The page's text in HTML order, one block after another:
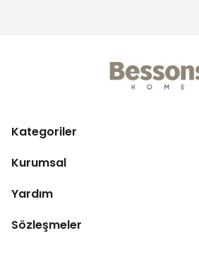
Kategoriler
Kurumsal
Yardım
Sözleşmeler